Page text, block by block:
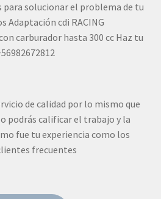
solucionar el problema de tu
Adaptación cdi RACING
carburador hasta 300 cc Haz tu
de calidad por lo mismo que
podrás calificar el trabajo y la
fue tu experiencia como los
frecuentes